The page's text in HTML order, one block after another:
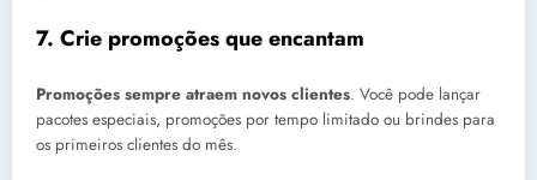
7. Crie promoções que encantam
Promoções sempre atraem novos clientes. Você pode lançar
pacotes especiais, promoções por tempo limitado ou brindes para
os primeiros clientes do mês.